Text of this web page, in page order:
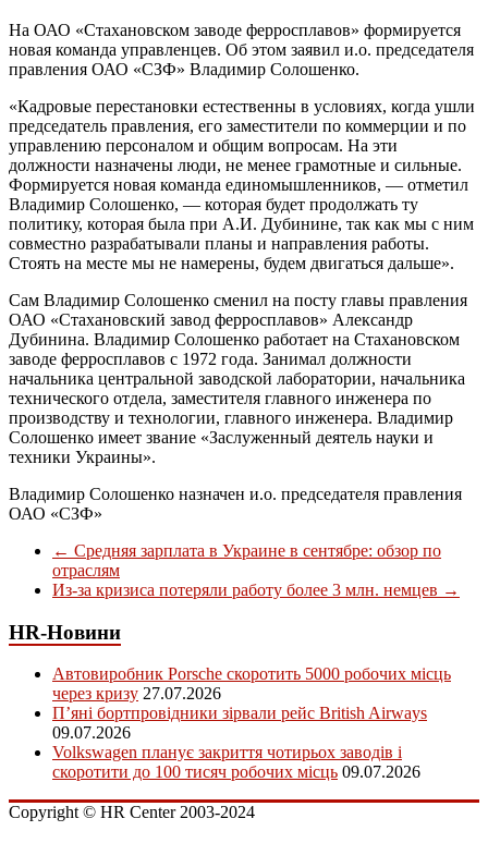
На ОАО «Стахановском заводе ферросплавов» формируется
новая команда управленцев. Об этом заявил и.о. председателя
правления ОАО «СЗФ» Владимир Солошенко.
«Кадровые перестановки естественны в условиях, когда ушли
председатель правления, его заместители по коммерции и по
управлению персоналом и общим вопросам. На эти
должности назначены люди, не менее грамотные и сильные.
Формируется новая команда единомышленников, — отметил
Владимир Солошенко, — которая будет продолжать ту
политику, которая была при А.И. Дубинине, так как мы с ним
совместно разрабатывали планы и направления работы.
Стоять на месте мы не намерены, будем двигаться дальше».
Сам Владимир Солошенко сменил на посту главы правления
ОАО «Стахановский завод ферросплавов» Александр
Дубинина. Владимир Солошенко работает на Стахановском
заводе ферросплавов с 1972 года. Занимал должности
начальника центральной заводской лаборатории, начальника
технического отдела, заместителя главного инженера по
производству и технологии, главного инженера. Владимир
Солошенко имеет звание «Заслуженный деятель науки и
техники Украины».
Владимир Солошенко назначен и.о. председателя правления
ОАО «СЗФ»
← Средняя зарплата в Украине в сентябре: обзор по
отраслям
Из-за кризиса потеряли работу более 3 млн. немцев →
HR-Новини
Автовиробник Porsche скоротить 5000 робочих місць
через кризу 27.07.2026
П’яні бортпровідники зірвали рейс British Airways
09.07.2026
Volkswagen планує закриття чотирьох заводів і
скоротити до 100 тисяч робочих місць 09.07.2026
Copyright © HR Center 2003-2024